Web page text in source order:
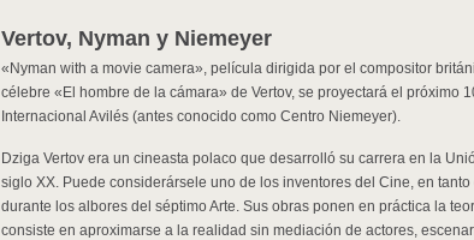
Vertov, Nyman y Niemeyer
«Nyman with a movie camera», película dirigida por el compositor
célebre «El hombre de la cámara» de Vertov, se proyectará el próximo
Internacional Avilés (antes conocido como Centro Niemeyer).
Dziga Vertov era un cineasta polaco que desarrolló su carrera en la
siglo XX. Puede considerársele uno de los inventores del Cine, en
durante los albores del séptimo Arte. Sus obras ponen en práctica la
consiste en aproximarse a la realidad sin mediación de actores,